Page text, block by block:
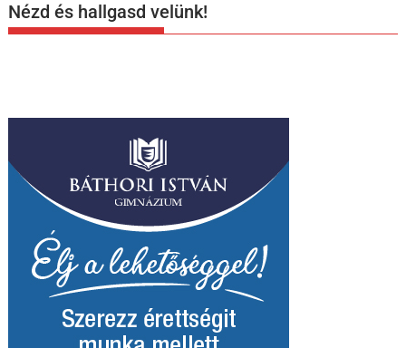
Nézd és hallgasd velünk!